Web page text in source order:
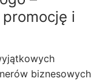
i
biznesowych